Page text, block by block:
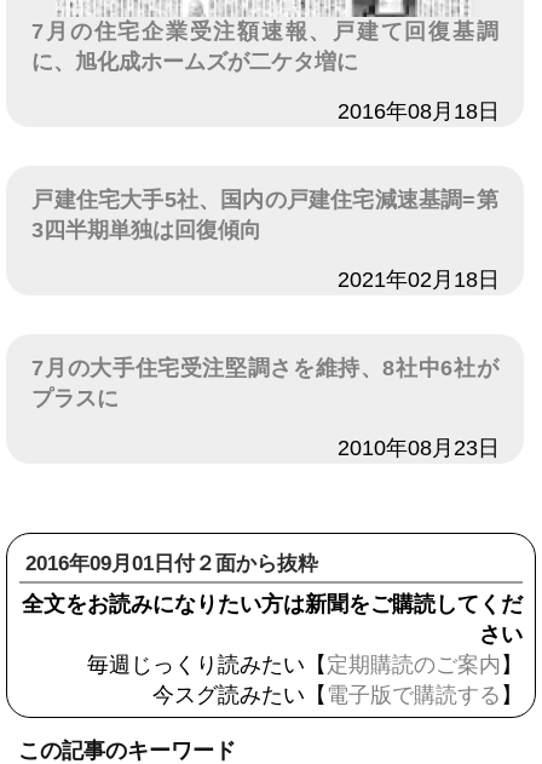
7月の住宅企業受注額速報、戸建て回復基調
に、旭化成ホームズが二ケタ増に
2016年08月18日
戸建住宅大手5社、国内の戸建住宅減速基調=第
3四半期単独は回復傾向
2021年02月18日
7月の大手住宅受注堅調さを維持、8社中6社が
プラスに
2010年08月23日
2016年09月01日付２面から抜粋
全文をお読みになりたい方は新聞をご購読してくだ
さい
毎週じっくり読みたい【 定期購読のご案内 】
今スグ読みたい【 電子版で購読する 】
この記事のキーワード